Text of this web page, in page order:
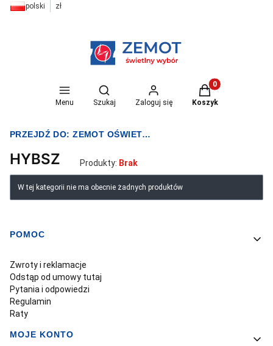
polski zł
Menu
Otwórz wyszukiwarkę
Szukaj Zaloguj się
Produkty w
Koszyk
PRZEJDŹ DO:ZEMOT OŚWIETLENIE I ELEKTRYKA
HYBSZ Produkty: Brak
Lista produktów
W tej kategorii nie ma obecnie żadnych produktów
Linki w stopce
POMOC
Zwroty i reklamacje
Odstąp od umowy tutaj
Pytania i odpowiedzi
Regulamin
Raty
MOJE KONTO